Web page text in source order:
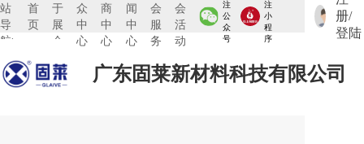
站
导
航:
首
页
于
展
会
众
中
心
商
中
心
闻
中
心
会
服
务
会
活
动
注
公
众
号
注
小
程
序
册/
登陆
广东固莱新材料科技有限公司